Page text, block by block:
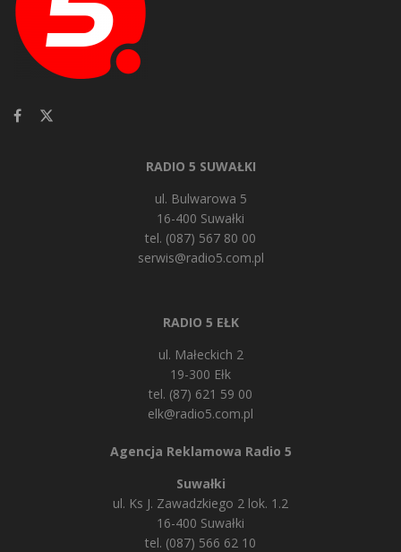
RADIO 5 SUWAŁKI
ul. Bulwarowa 5
16-400 Suwałki
tel. (087) 567 80 00
serwis@radio5.com.pl
RADIO 5 EŁK
ul. Małeckich 2
19-300 Ełk
tel. (87) 621 59 00
elk@radio5.com.pl
Agencja Reklamowa Radio 5
Suwałki
ul. Ks J. Zawadzkiego 2 lok. 1.2
16-400 Suwałki
tel. (087) 566 62 10